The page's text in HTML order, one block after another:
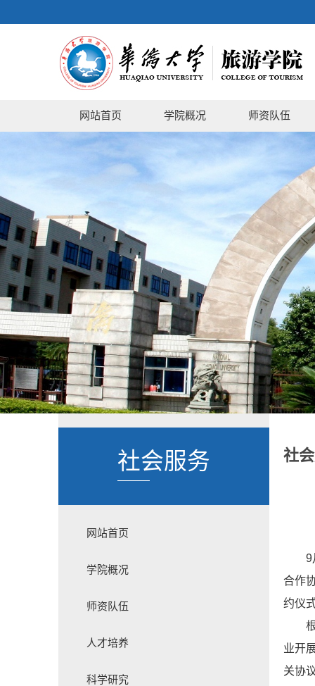
网站首页 学院概况 师资队伍
社会服务
网站首页
学院概况
师资队伍
人才培养
科学研究
社
9
合作
约仪
业开
关协